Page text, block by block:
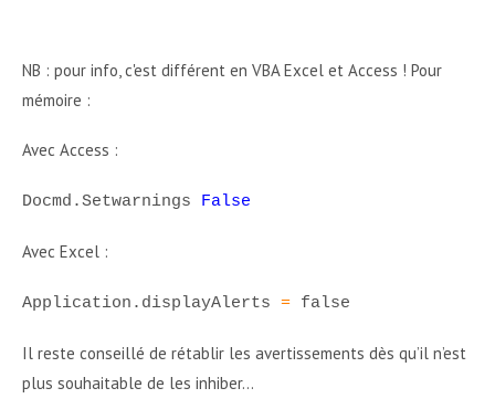
NB : pour info, c'est différent en VBA Excel et Access ! Pour
mémoire :
Avec Access :
Docmd.Setwarnings False
Avec Excel :
Application.displayAlerts = false
Il reste conseillé de rétablir les avertissements dès qu’il n’est
plus souhaitable de les inhiber…